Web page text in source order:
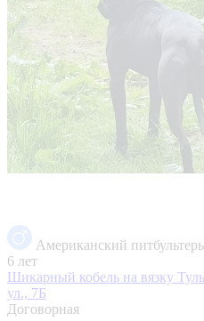
Американский
6 лет
Шикарный кобель на вязку
ул., 7Б
Договорная